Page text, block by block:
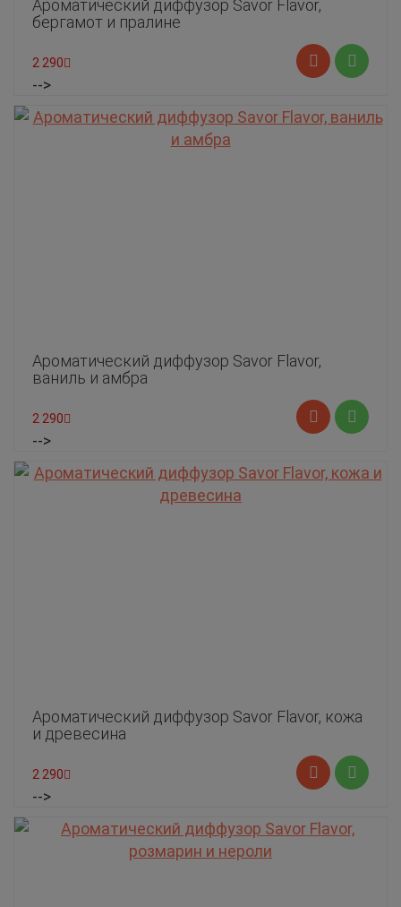
Ароматический диффузор Savor Flavor,
бергамот и пралине
2 290
-->
Ароматический диффузор Savor Flavor,
ваниль и амбра
2 290
-->
Ароматический диффузор Savor Flavor, кожа
и древесина
2 290
-->